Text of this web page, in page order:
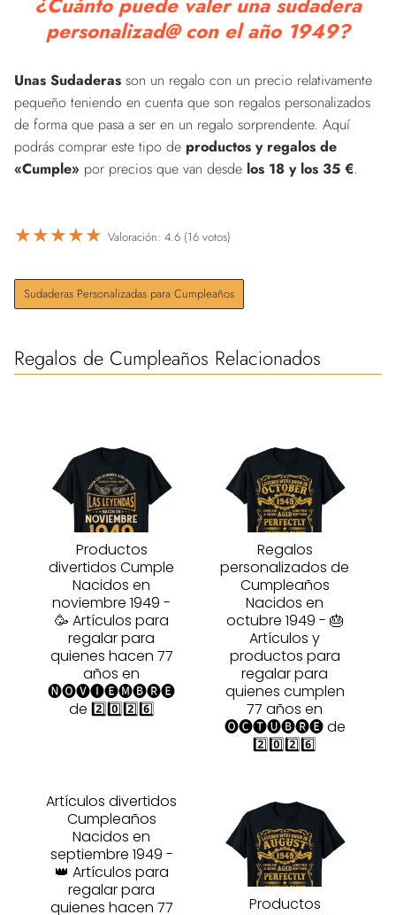
personalizad@ con el año 1949?
Unas Sudaderas son un regalo con un precio relativamente
pequeño teniendo en cuenta que son regalos personalizados
de forma que pasa a ser en un regalo sorprendente. Aquí
podrás comprar este tipo de productos y regalos de
«Cumple» por precios que van desde los 18 y los 35 €.
★★★★★ Valoración: 4.6 (16 votos)
Sudaderas Personalizadas para Cumpleaños
Regalos de Cumpleaños Relacionados
Productos
divertidos Cumple
Nacidos en
noviembre 1949 -
🥳 Artículos para
regalar para
quienes hacen 77
años en
🅝🅞🅥🅘🅔🅜🅑🅡🅔
de 2️⃣0️⃣2️⃣6️⃣
Regalos
personalizados de
Cumpleaños
Nacidos en
octubre 1949 - 🎂
Artículos y
productos para
regalar para
quienes cumplen
77 años en
🅞🅒🅣🅤🅑🅡🅔 de
2️⃣0️⃣2️⃣6️⃣
Artículos divertidos
Cumpleaños
Nacidos en
septiembre 1949 -
👑 Artículos para
regalar para
quienes hacen 77
Productos